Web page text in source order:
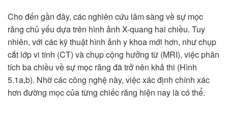
Cho đến gần đây, các nghiên cứu lâm sàng về sự mọc
răng chủ yếu dựa trên hình ảnh X-quang hai chiều. Tuy
nhiên, với các kỹ thuật hình ảnh y khoa mới hơn, như chụp
cắt lớp vi tính (CT) và chụp cộng hưởng từ (MRI), việc phân
tích ba chiều về sự mọc răng đã trở nên khả thi (Hình
5.1a,b). Nhờ các công nghệ này, việc xác định chính xác
hơn đường mọc của từng chiếc răng hiện nay là có thể.